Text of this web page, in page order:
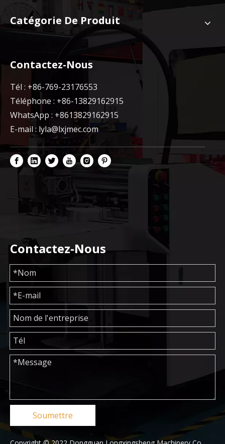
Catégorie De Produit
Contactez-Nous
Tél : +86-769-23176553
Téléphone : +86-13829162915
WhatsApp : +8613829162915
E-mail : lyla@lxjmec.com
Contactez-Nous
Soumettre